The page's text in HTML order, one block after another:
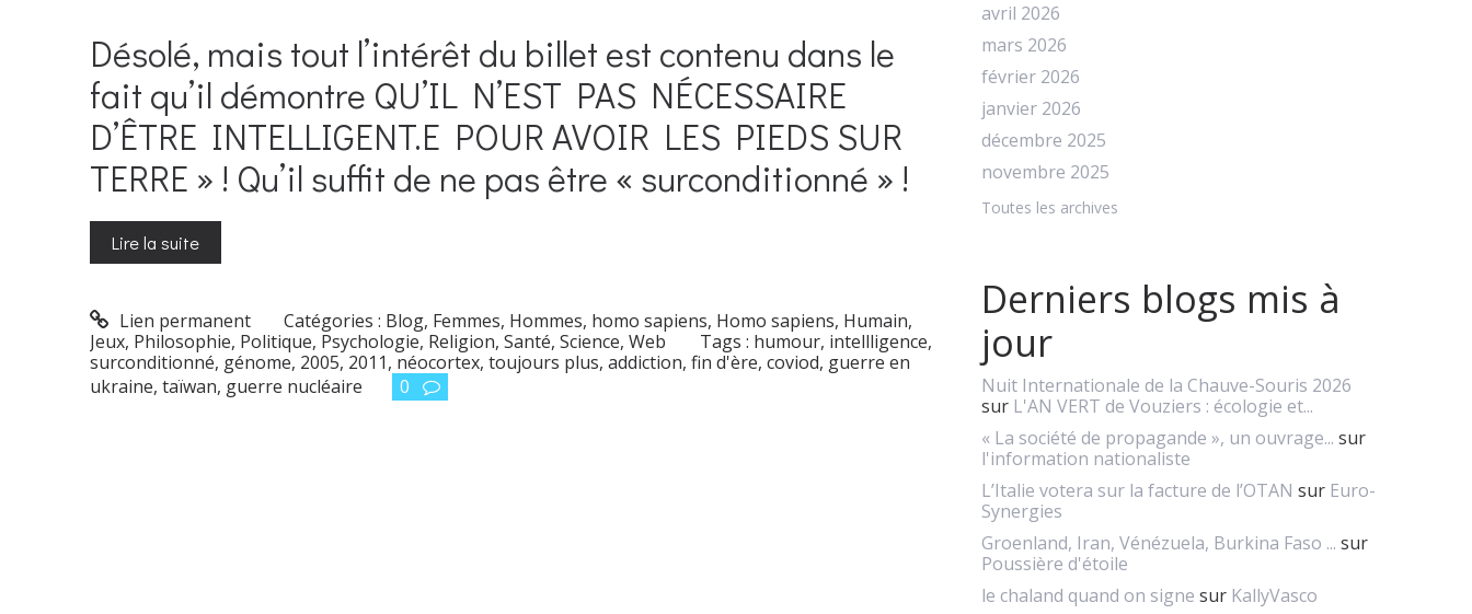
Désolé, mais tout l’intérêt du billet est contenu dans le
fait qu’il démontre QU’IL N’EST PAS NÉCESSAIRE
D’ÊTRE INTELLIGENT.E POUR AVOIR LES PIEDS SUR
TERRE » ! Qu’il suffit de ne pas être « surconditionné » !
Lire la suite
Lien permanent Catégories : Blog, Femmes, Hommes, homo sapiens, Homo sapiens, Humain,
Jeux, Philosophie, Politique, Psychologie, Religion, Santé, Science, Web Tags : humour, intellligence,
surconditionné, génome, 2005, 2011, néocortex, toujours plus, addiction, fin d'ère, coviod, guerre en
ukraine, taïwan, guerre nucléaire 0
avril 2026
mars 2026
février 2026
janvier 2026
décembre 2025
novembre 2025
Toutes les archives
Derniers blogs mis à
jour
Nuit Internationale de la Chauve-Souris 2026
sur L'AN VERT de Vouziers : écologie et...
« La société de propagande », un ouvrage... sur
l'information nationaliste
L’Italie votera sur la facture de l’OTAN sur Euro-
Synergies
Groenland, Iran, Vénézuela, Burkina Faso ... sur
Poussière d'étoile
le chaland quand on signe sur KallyVasco